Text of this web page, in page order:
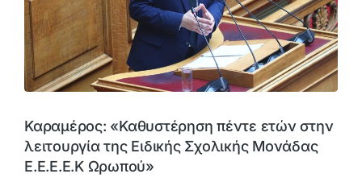
Καραμέρος: «Καθυστέρηση πέντε ετών στην
λειτουργία της Ειδικής Σχολικής Μονάδας
Ε.Ε.Ε.Ε.Κ Ωρωπού»